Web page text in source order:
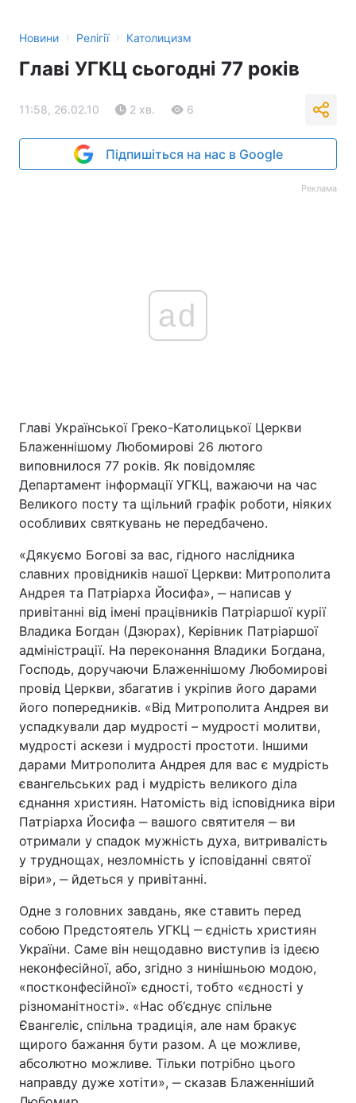
Новини › Релігії › Католицизм
Главі УГКЦ сьогодні 77 років
11:58, 26.02.10 2 хв. 6
Підпишіться на нас в Google
Реклама
ad
Главі Української Греко-Католицької Церкви
Блаженнішому Любомирові 26 лютого
виповнилося 77 років. Як повідомляє
Департамент інформації УГКЦ, важаючи на час
Великого посту та щільний графік роботи, ніяких
особливих святкувань не передбачено.
«Дякуємо Богові за вас, гідного наслідника
славних провідників нашої Церкви: Митрополита
Андрея та Патріарха Йосифа», ‒ написав у
привітанні від імені працівників Патріаршої курії
Владика Богдан (Дзюрах), Керівник Патріаршої
адміністрації. На переконання Владики Богдана,
Господь, доручаючи Блаженнішому Любомирові
провід Церкви, збагатив і укріпив його дарами
його попередників. «Від Митрополита Андрея ви
успадкували дар мудрості – мудрості молитви,
мудрості аскези і мудрості простоти. Іншими
дарами Митрополита Андрея для вас є мудрість
євангельських рад і мудрість великого діла
єднання християн. Натомість від ісповідника віри
Патріарха Йосифа ‒ вашого святителя ‒ ви
отримали у спадок мужність духа, витривалість
у труднощах, незломність у ісповіданні святої
віри», ‒ йдеться у привітанні.
Одне з головних завдань, яке ставить перед
собою Предстоятель УГКЦ ‒ єдність християн
України. Саме він нещодавно виступив із ідеєю
неконфесійної, або, згідно з нинішньою модою,
«постконфесійної» єдності, тобто «єдності у
різноманітності». «Нас об‘єднує спільне
Євангеліє, спільна традиція, але нам бракує
щирого бажання бути разом. А це можливе,
абсолютно можливе. Тільки потрібно цього
направду дуже хотіти», ‒ сказав Блаженніший